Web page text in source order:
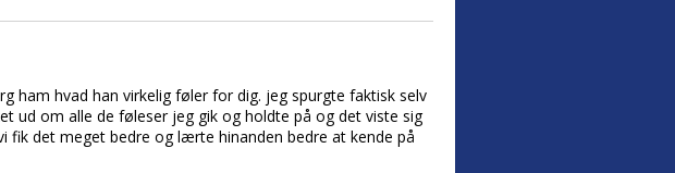
ham hvad han virkelig føler for dig. jeg spurgte faktisk selv
ud om alle de føleser jeg gik og holdte på og det viste sig
fik det meget bedre og lærte hinanden bedre at kende på